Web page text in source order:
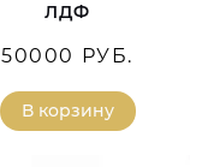
ЛДФ
50000 РУБ.
В корзину